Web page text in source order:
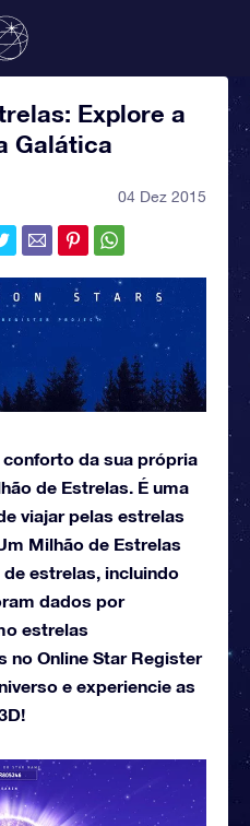
Explore a
Galática
04 Dez 2015
da sua própria
de Estrelas. É uma
viajar pelas estrelas
Milhão de Estrelas
estrelas, incluindo
dados por
estrelas
no Online Star Register
e experiencie as